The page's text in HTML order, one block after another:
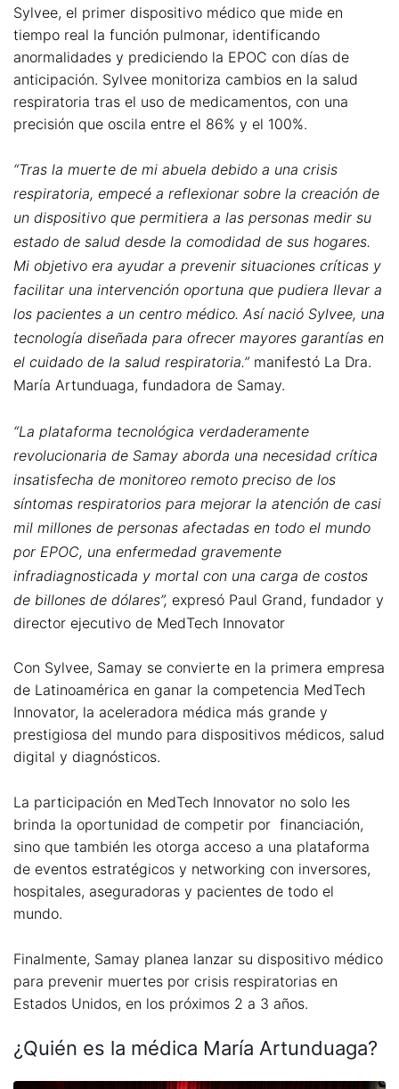
Sylvee, el primer dispositivo médico que mide en
tiempo real la función pulmonar, identificando
anormalidades y prediciendo la EPOC con días de
anticipación. Sylvee monitoriza cambios en la salud
respiratoria tras el uso de medicamentos, con una
precisión que oscila entre el 86% y el 100%.
“Tras la muerte de mi abuela debido a una crisis
respiratoria, empecé a reflexionar sobre la creación de
un dispositivo que permitiera a las personas medir su
estado de salud desde la comodidad de sus hogares.
Mi objetivo era ayudar a prevenir situaciones críticas y
facilitar una intervención oportuna que pudiera llevar a
los pacientes a un centro médico. Así nació Sylvee, una
tecnología diseñada para ofrecer mayores garantías en
el cuidado de la salud respiratoria.” manifestó La Dra.
María Artunduaga, fundadora de Samay.
“La plataforma tecnológica verdaderamente
revolucionaria de Samay aborda una necesidad crítica
insatisfecha de monitoreo remoto preciso de los
síntomas respiratorios para mejorar la atención de casi
mil millones de personas afectadas en todo el mundo
por EPOC, una enfermedad gravemente
infradiagnosticada y mortal con una carga de costos
de billones de dólares”, expresó Paul Grand, fundador y
director ejecutivo de MedTech Innovator
Con Sylvee, Samay se convierte en la primera empresa
de Latinoamérica en ganar la competencia MedTech
Innovator, la aceleradora médica más grande y
prestigiosa del mundo para dispositivos médicos, salud
digital y diagnósticos.
La participación en MedTech Innovator no solo les
brinda la oportunidad de competir por financiación,
sino que también les otorga acceso a una plataforma
de eventos estratégicos y networking con inversores,
hospitales, aseguradoras y pacientes de todo el
mundo.
Finalmente, Samay planea lanzar su dispositivo médico
para prevenir muertes por crisis respiratorias en
Estados Unidos, en los próximos 2 a 3 años.
¿Quién es la médica María Artunduaga?